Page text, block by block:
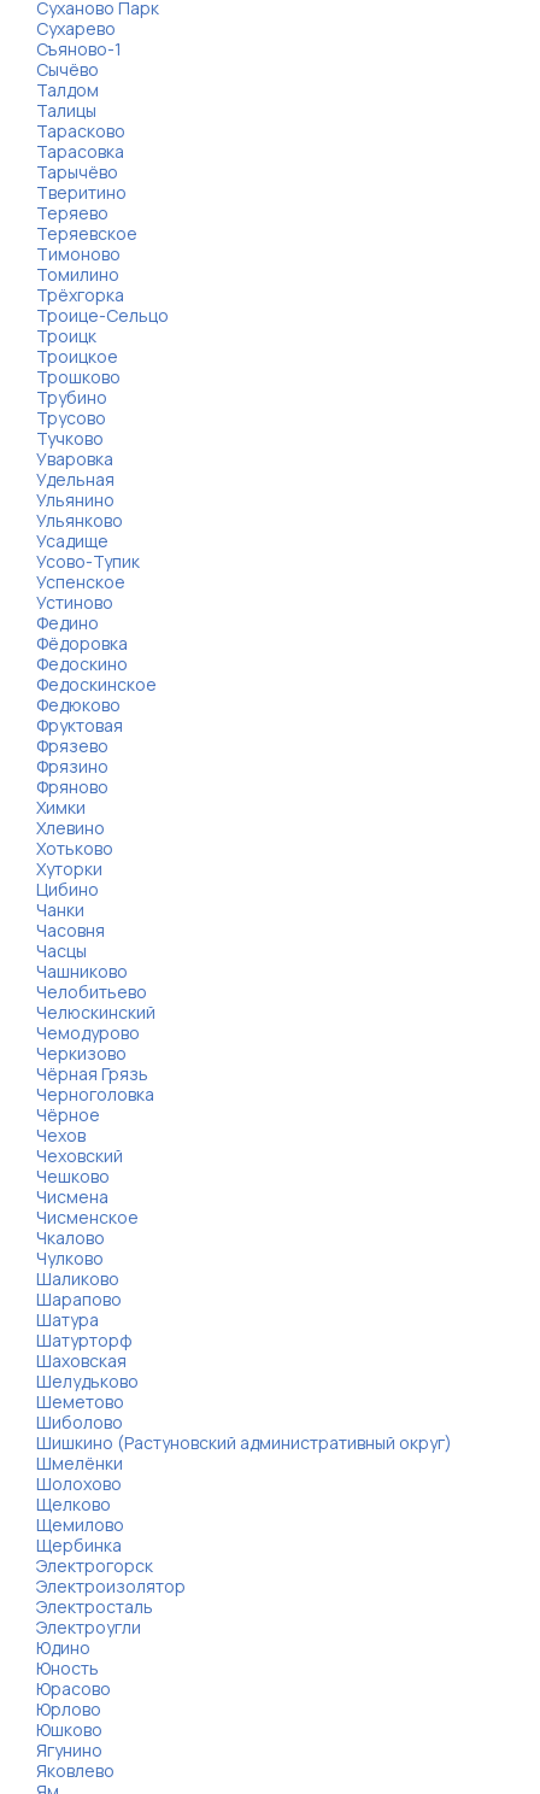
Суханово Парк
Сухарево
Съяново-1
Сычёво
Талдом
Талицы
Тарасково
Тарасовка
Тарычёво
Тверитино
Теряево
Теряевское
Тимоново
Томилино
Трёхгорка
Троице-Сельцо
Троицк
Троицкое
Трошково
Трубино
Трусово
Тучково
Уваровка
Удельная
Ульянино
Ульянково
Усадище
Усово-Тупик
Успенское
Устиново
Федино
Фёдоровка
Федоскино
Федоскинское
Федюково
Фруктовая
Фрязево
Фрязино
Фряново
Химки
Хлевино
Хотьково
Хуторки
Цибино
Чанки
Часовня
Часцы
Чашниково
Челобитьево
Челюскинский
Чемодурово
Черкизово
Чёрная Грязь
Черноголовка
Чёрное
Чехов
Чеховский
Чешково
Чисмена
Чисменское
Чкалово
Чулково
Шаликово
Шарапово
Шатура
Шатурторф
Шаховская
Шелудьково
Шеметово
Шиболово
Шишкино (Растуновский административный округ)
Шмелёнки
Шолохово
Щелково
Щемилово
Щербинка
Электрогорск
Электроизолятор
Электросталь
Электроугли
Юдино
Юность
Юрасово
Юрлово
Юшково
Ягунино
Яковлево